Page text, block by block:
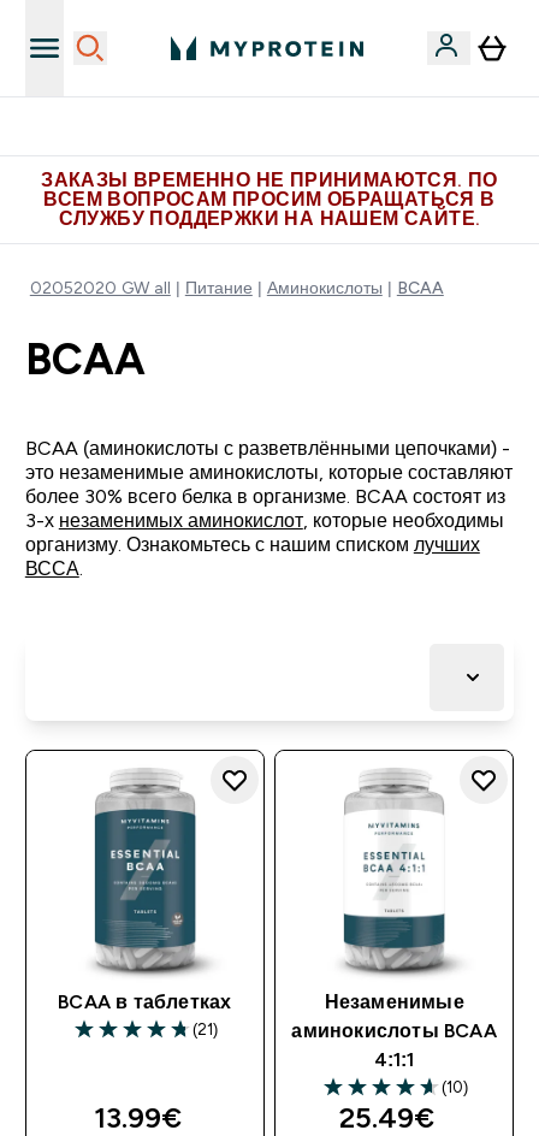
ЗАКАЗЫ ВРЕМЕННО НЕ ПРИНИМАЮТСЯ. ПО
ВСЕМ ВОПРОСАМ ПРОСИМ ОБРАЩАТЬСЯ В
СЛУЖБУ ПОДДЕРЖКИ НА НАШЕМ САЙТЕ.
02052020 GW all Питание Аминокислоты BCAA
BCAA
BCAA (аминокислоты с разветвлёнными цепочками) -
это незаменимые аминокислоты, которые составляют
более 30% всего белка в организме. BCAA состоят из
3-х незаменимых аминокислот, которые необходимы
организму. Ознакомьтесь с нашим списком лучших
ВССА.
BCAA в таблетках
(21)
13.99€‎
Незаменимые
аминокислоты BCAA
4:1:1
(10)
25.49€‎